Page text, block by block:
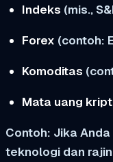
Indeks (mis.,
Forex (contoh:
Komoditas
Mata uang
Contoh: Jika
teknologi dan